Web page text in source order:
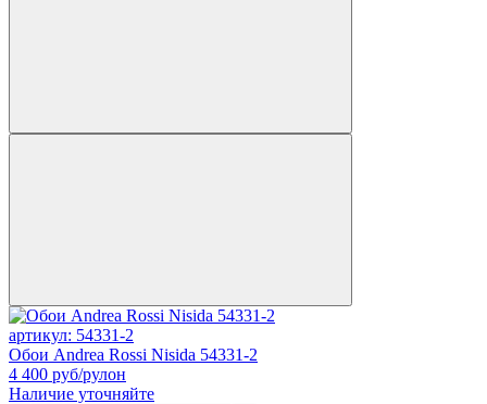
артикул: 54331-2
Обои Andrea Rossi Nisida 54331-2
4 400 руб/рулон
Наличие уточняйте